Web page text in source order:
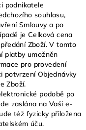
podnikatele
souhlasu,
Smlouvy a po
je Celková cena
Zboží. V tomto
platby umožněn
pro provedení
potvrzení Objednávky
Zboží.
podobě po
zaslána na Vaši e-
též fyzicky přiložena
úču.